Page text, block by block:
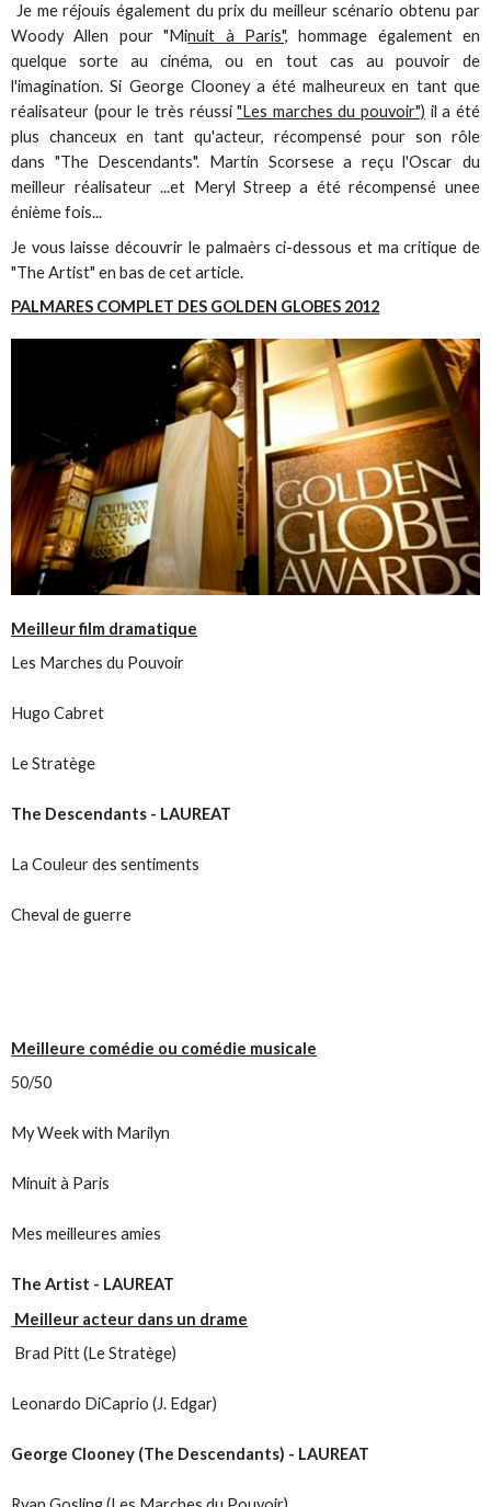
Je me réjouis également du prix du meilleur scénario obtenu par
Woody Allen pour "Minuit à Paris", hommage également en
quelque sorte au cinéma, ou en tout cas au pouvoir de
l'imagination. Si George Clooney a été malheureux en tant que
réalisateur (pour le très réussi"Les marches du pouvoir") il a été
plus chanceux en tant qu'acteur, récompensé pour son rôle
dans "The Descendants". Martin Scorsese a reçu l'Oscar du
meilleur réalisateur ...et Meryl Streep a été récompensé unee
énième fois...
Je vous laisse découvrir le palmaèrs ci-dessous et ma critique de
"The Artist" en bas de cet article.
PALMARES COMPLET DES GOLDEN GLOBES 2012
Meilleur film dramatique
Les Marches du Pouvoir
Hugo Cabret
Le Stratège
The Descendants - LAUREAT
La Couleur des sentiments
Cheval de guerre
Meilleure comédie ou comédie musicale
50/50
My Week with Marilyn
Minuit à Paris
Mes meilleures amies
The Artist - LAUREAT
Meilleur acteur dans un drame
Brad Pitt (Le Stratège)
Leonardo DiCaprio (J. Edgar)
George Clooney (The Descendants) - LAUREAT